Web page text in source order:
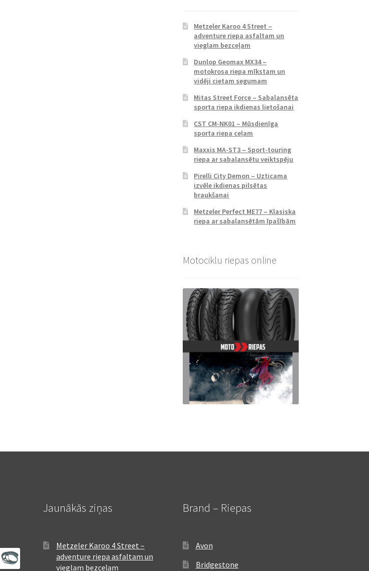
Metzeler Karoo 4 Street –
adventure riepa asfaltam un
vieglam bezceļam
Dunlop Geomax MX34 –
motokrosa riepa mīkstam un
vidēji cietam segumam
Mitas Street Force – Sabalansēta
sporta riepa ikdienas lietošanai
CST CM-NK01 – Mūsdienīga
sporta riepa ceļam
Maxxis MA-ST3 – Sport-touring
riepa ar sabalansētu veiktspēju
Pirelli City Demon – Uzticama
izvēle ikdienas pilsētas
braukšanai
Metzeler Perfect ME77 – Klasiska
riepa ar sabalansētām īpašībām
Motociklu riepas online
Jaunākās ziņas
Metzeler Karoo 4 Street –
adventure riepa asfaltam un
vieglam bezceļam
Brand – Riepas
Avon
Bridgestone